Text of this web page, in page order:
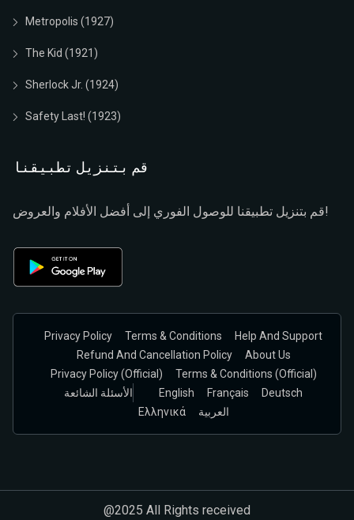
Metropolis (1927)
The Kid (1921)
Sherlock Jr. (1924)
Safety Last! (1923)
قم بتنزيل تطبيقنا
قم بتنزيل تطبيقنا للوصول الفوري إلى أفضل الأفلام والعروض!
Privacy Policy Terms & Conditions
Help And Support
Refund And Cancellation Policy
About Us
Privacy Policy (official)
Terms & Conditions (Official)
الأسئلة الشائعة
English Français
Deutsch
Ελληνικά
العربية
@2025 All Rights received